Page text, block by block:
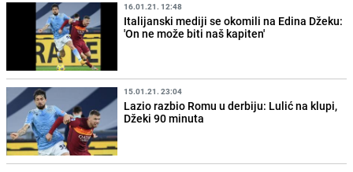
16.01.21. 12:48
Italijanski mediji se okomili na Edina Džeku:
'On ne može biti naš kapiten'
15.01.21. 23:04
Lazio razbio Romu u derbiju: Lulić na klupi,
Džeki 90 minuta